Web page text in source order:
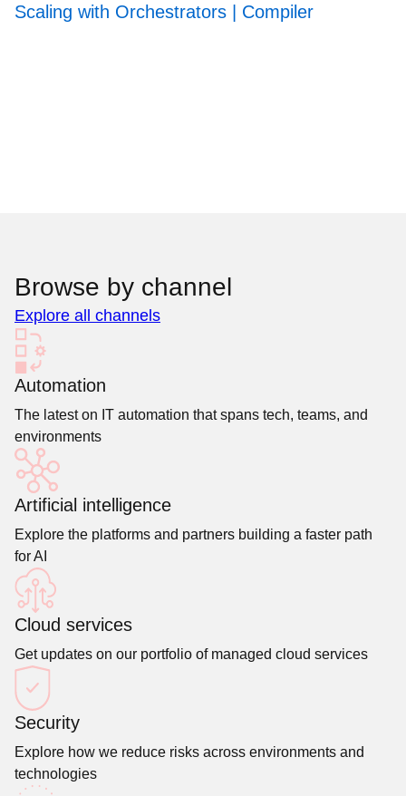
Scaling with Orchestrators | Compiler
Browse by channel
Explore all channels
Automation
The latest on IT automation that spans tech, teams, and
environments
Artificial intelligence
Explore the platforms and partners building a faster path
for AI
Cloud services
Get updates on our portfolio of managed cloud services
Security
Explore how we reduce risks across environments and
technologies